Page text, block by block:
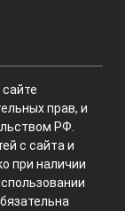
прав, и
РФ.
с сайта и
при наличии